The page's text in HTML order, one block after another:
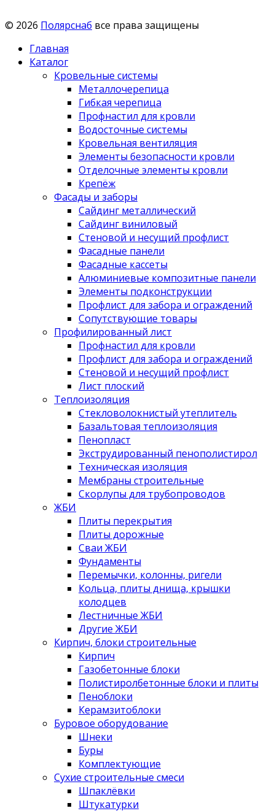
© 2026 Полярснаб все права защищены
Главная
Каталог
Кровельные системы
Металлочерепица
Гибкая черепица
Профнастил для кровли
Водосточные системы
Кровельная вентиляция
Элементы безопасности кровли
Отделочные элементы кровли
Крепёж
Фасады и заборы
Сайдинг металлический
Сайдинг виниловый
Стеновой и несущий профлист
Фасадные панели
Фасадные кассеты
Алюминиевые композитные панели
Элементы подконструкции
Профлист для забора и ограждений
Сопутствующие товары
Профилированный лист
Профнастил для кровли
Профлист для забора и ограждений
Стеновой и несущий профлист
Лист плоский
Теплоизоляция
Стекловолокнистый утеплитель
Базальтовая теплоизоляция
Пенопласт
Экструдированный пенополистирол
Техническая изоляция
Мембраны строительные
Скорлупы для трубопроводов
ЖБИ
Плиты перекрытия
Плиты дорожные
Сваи ЖБИ
Фундаменты
Перемычки, колонны, ригели
Кольца, плиты днища, крышки
колодцев
Лестничные ЖБИ
Другие ЖБИ
Кирпич, блоки строительные
Кирпич
Газобетонные блоки
Полистиролбетонные блоки и плиты
Пеноблоки
Керамзитоблоки
Буровое оборудование
Шнеки
Буры
Комплектующие
Сухие строительные смеси
Шпаклёвки
Штукатурки